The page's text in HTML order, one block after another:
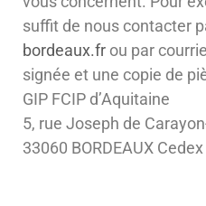
suffit de nous contacter
bordeaux.fr ou par
signée et une copie de
GIP FCIP d’Aquitaine
5, rue Joseph de
33060 BORDEAUX Cedex